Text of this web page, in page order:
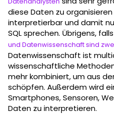
diese Daten zu
interpretierbar und damit
SQL sprechen. Übrigens,
und Datenwissenschaft sind
Datenwissenschaft ist
wissenschaftliche
mehr kombiniert, um aus
schöpfen. Außerdem wird
Smartphones, Sensoren,
Daten zu interpretieren.